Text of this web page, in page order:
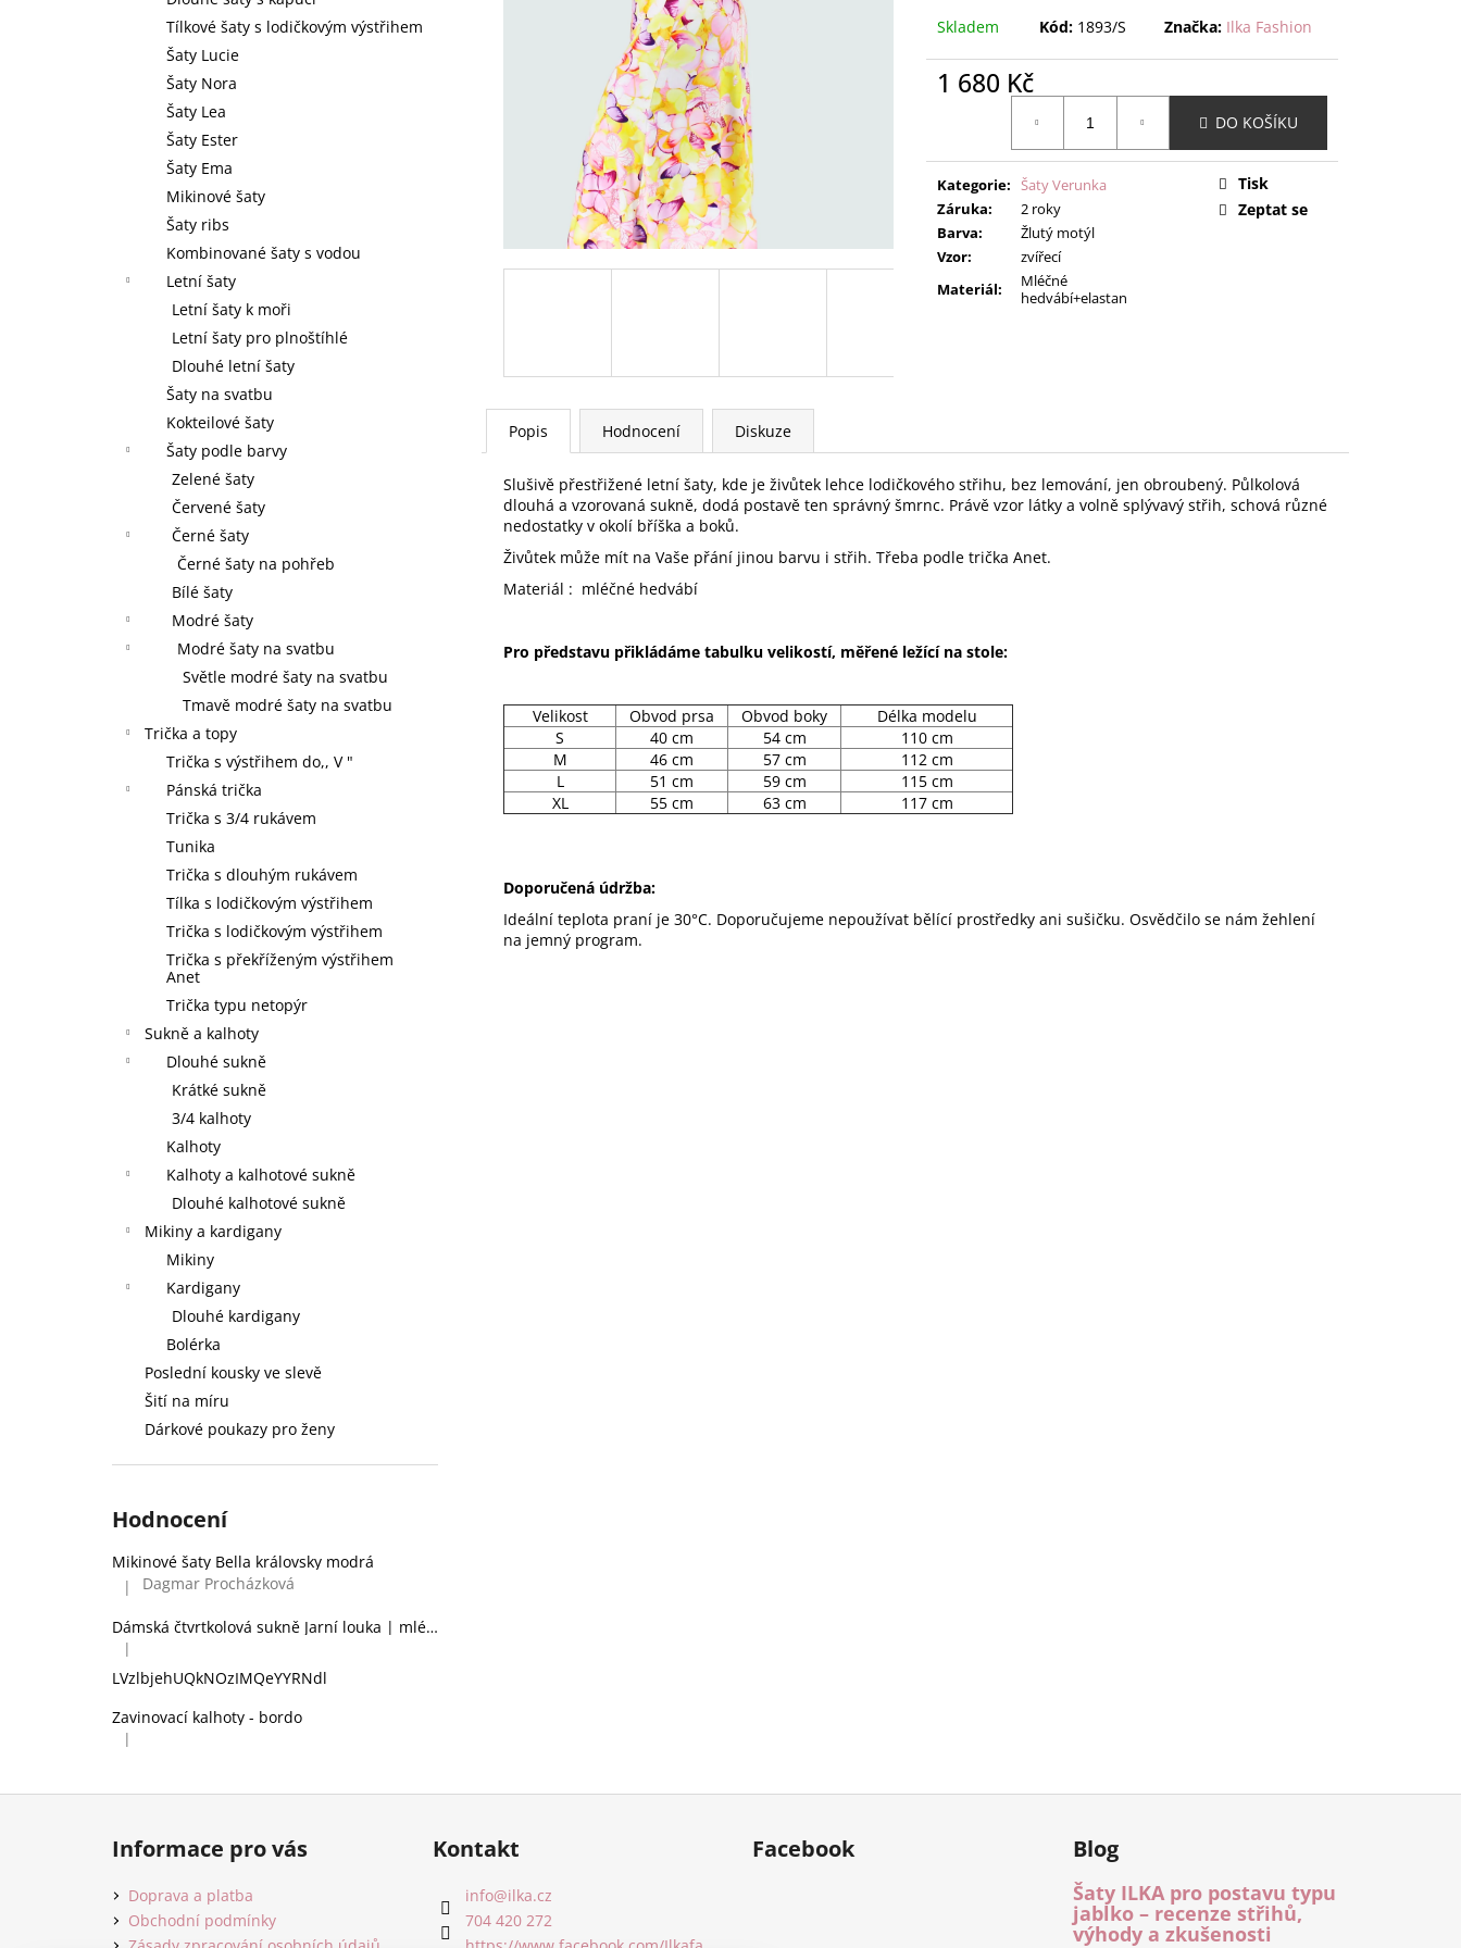
Tílkové šaty s lodičkovým výstřihem
Šaty Lucie
Šaty Nora
Šaty Lea
Šaty Ester
Šaty Ema
Mikinové šaty
Šaty ribs
Kombinované šaty s vodou
Letní šaty
Letní šaty k moři
Letní šaty pro plnoštíhlé
Dlouhé letní šaty
Šaty na svatbu
Kokteilové šaty
Šaty podle barvy
Zelené šaty
Červené šaty
Černé šaty
Černé šaty na pohřeb
Bílé šaty
Modré šaty
Modré šaty na svatbu
Světle modré šaty na svatbu
Tmavě modré šaty na svatbu
Trička a topy
Trička s výstřihem do,, V "
Pánská trička
Trička s 3/4 rukávem
Tunika
Trička s dlouhým rukávem
Tílka s lodičkovým výstřihem
Trička s lodičkovým výstřihem
Trička s překříženým výstřihem
Anet
Trička typu netopýr
Sukně a kalhoty
Dlouhé sukně
Krátké sukně
3/4 kalhoty
Kalhoty
Kalhoty a kalhotové sukně
Dlouhé kalhotové sukně
Mikiny a kardigany
Mikiny
Kardigany
Dlouhé kardigany
Bolérka
Poslední kousky ve slevě
Šití na míru
Dárkové poukazy pro ženy
Hodnocení
Mikinové šaty Bella královsky modrá
Hodnocení produktu je 5 z 5 hvězdiček.
| Dagmar Procházková
Dámská čtvrtkolová sukně Jarní louka | mléčné hedvábí
Hodnocení produktu je 2 z 5 hvězdiček.
|
LVzlbjehUQkNOzIMQeYYRNdl
Zavinovací kalhoty - bordo
Hodnocení produktu je 5 z 5 hvězdiček.
|
Skladem Kód: 1893/S Značka: Ilka Fashion
1 680 Kč
DO KOŠÍKU
Kategorie:
Šaty Verunka
Záruka:
2 roky
Barva:
Žlutý motýl
Vzor:
zvířecí
Materiál:
Mléčné
hedvábí+elastan
Tisk
Zeptat se
Popis Hodnocení Diskuze
Slušivě přestřižené letní šaty, kde je živůtek lehce lodičkového střihu, bez lemování, jen obroubený. Půlkolová
dlouhá a vzorovaná sukně, dodá postavě ten správný šmrnc. Právě vzor látky a volně splývavý střih, schová různé
nedostatky v okolí bříška a boků.
Živůtek může mít na Vaše přání jinou barvu i střih. Třeba podle trička Anet.
Materiál : mléčné hedvábí
Pro představu přikládáme tabulku velikostí, měřené ležící na stole:
Velikost Obvod prsa Obvod boky
Délka modelu
S
40 cm 54 cm
110 cm
M
46 cm 57 cm
112 cm
L
51 cm 59 cm
115 cm
XL
55 cm 63 cm 117 cm
Doporučená údržba:
Ideální teplota praní je 30°C. Doporučujeme nepoužívat bělící prostředky ani sušičku. Osvědčilo se nám žehlení
na jemný program.
Z
Informace pro vás
Doprava a platba
Obchodní podmínky
Kontakt
info@ilka.cz
704 420 272
Facebook Blog
Šaty ILKA pro postavu typu
jablko – recenze střihů,
výhody a zkušenosti